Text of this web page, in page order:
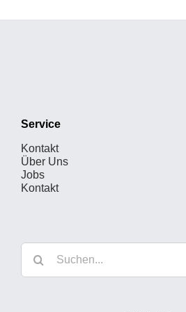
Service
Kontakt
Über Uns
Jobs
Kontakt
Suche
nach: